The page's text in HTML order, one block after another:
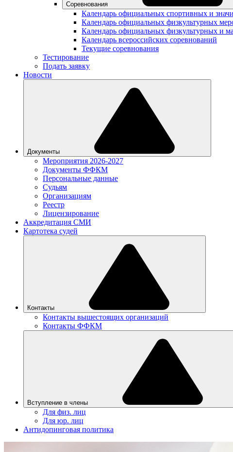
Соревнования
Календарь официальных спортивных и
Календарь официальных физкультурных
Календарь официальных физкультурных и
Календарь всероссийских соревнований
Текущие соревнования
Тестирование
Подать заявку
Новости
Документы
Мероприятия 2026-2027
Документы ФФКМ
Персональные данные
Судьям
Организациям
Реестр
Лицензирование
Аккредитация СМИ
Картотека судей
Контакты
Контакты вышестоящих организаций
Контакты ФФКМ
Вступление в члены
Для физ. лиц
Для юр. лиц
Антидопинговая политика